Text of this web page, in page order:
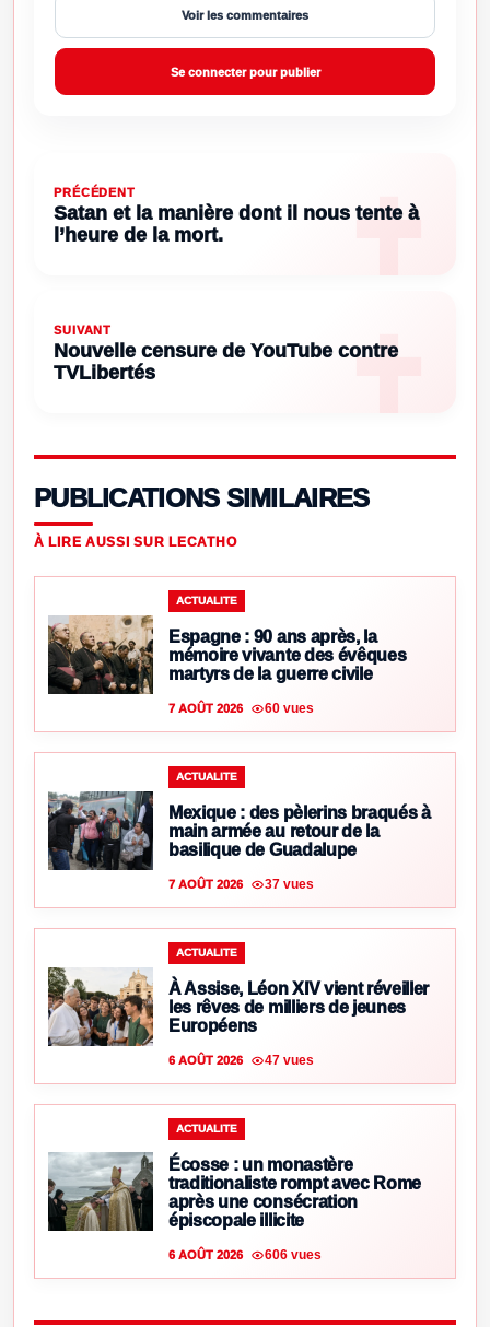
Voir les commentaires
Se connecter pour publier
PRÉCÉDENT
Satan et la manière dont il nous tente à
l’heure de la mort.
SUIVANT
Nouvelle censure de YouTube contre
TVLibertés
PUBLICATIONS SIMILAIRES
À LIRE AUSSI SUR LECATHO
ACTUALITE
Espagne : 90 ans après, la
mémoire vivante des évêques
martyrs de la guerre civile
7 AOÛT 2026 60 vues
ACTUALITE
Mexique : des pèlerins braqués à
main armée au retour de la
basilique de Guadalupe
7 AOÛT 2026 37 vues
ACTUALITE
À Assise, Léon XIV vient réveiller
les rêves de milliers de jeunes
Européens
6 AOÛT 2026 47 vues
ACTUALITE
Écosse : un monastère
traditionaliste rompt avec Rome
après une consécration
épiscopale illicite
6 AOÛT 2026 606 vues